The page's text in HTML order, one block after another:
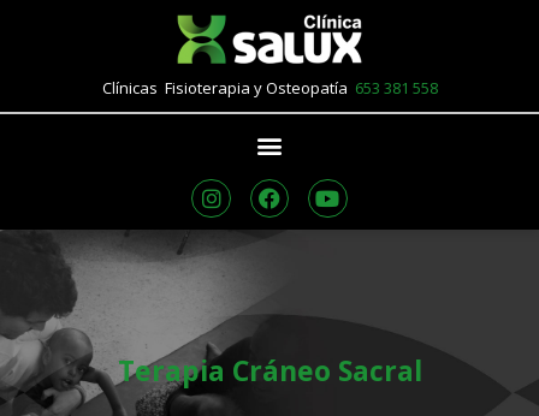
Clínicas Fisioterapia y Osteopatía 653 381 558
Terapia Cráneo Sacral